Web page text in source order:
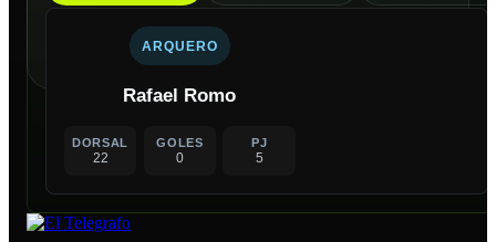
ARQUERO
Rafael Romo
DORSAL
22
GOLES
0
PJ
5